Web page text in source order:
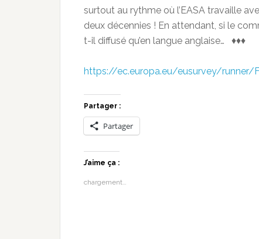
surtout au rythme où l’EASA travaille
deux décennies ! En attendant, si le
t-il diffusé qu’en langue anglaise… ♦♦♦
https://ec.europa.eu/eusurvey/runner/
Partager :
Partager
J’aime ça :
chargement…